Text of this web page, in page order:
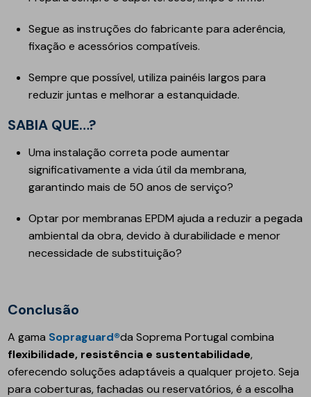
Segue as instruções do fabricante para aderência,
fixação e acessórios compatíveis.
Sempre que possível, utiliza painéis largos para
reduzir juntas e melhorar a estanquidade.
SABIA QUE…?
Uma instalação correta pode aumentar
significativamente a vida útil da membrana,
garantindo mais de 50 anos de serviço?
Optar por membranas EPDM ajuda a reduzir a pegada
ambiental da obra, devido à durabilidade e menor
necessidade de substituição?
Conclusão
A gama Sopraguard®da Soprema Portugal combina
flexibilidade, resistência e sustentabilidade,
oferecendo soluções adaptáveis a qualquer projeto. Seja
para coberturas, fachadas ou reservatórios, é a escolha